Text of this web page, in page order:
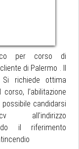
per corso di
di Palermo . Il
richiede ottima
l’abilitazione
candidarsi
il riferimento